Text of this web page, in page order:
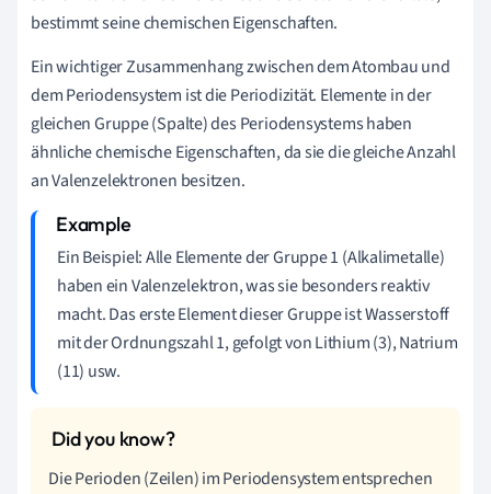
bestimmt seine chemischen Eigenschaften.
Ein wichtiger Zusammenhang zwischen dem Atombau und
dem Periodensystem ist die Periodizität. Elemente in der
gleichen Gruppe (Spalte) des Periodensystems haben
ähnliche chemische Eigenschaften, da sie die gleiche Anzahl
an Valenzelektronen besitzen.
Ein Beispiel: Alle Elemente der Gruppe 1 (Alkalimetalle)
haben ein Valenzelektron, was sie besonders reaktiv
macht. Das erste Element dieser Gruppe ist Wasserstoff
mit der Ordnungszahl 1, gefolgt von Lithium (3), Natrium
(11) usw.
Die Perioden (Zeilen) im Periodensystem entsprechen